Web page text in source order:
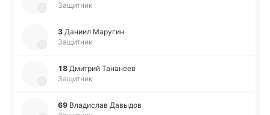
Защитник
3 Даниил Ма­ру­гин
Защитник
18 Дми­трий Та­на­неев
Защитник
69 Вла­ди­слав Да­вы­дов